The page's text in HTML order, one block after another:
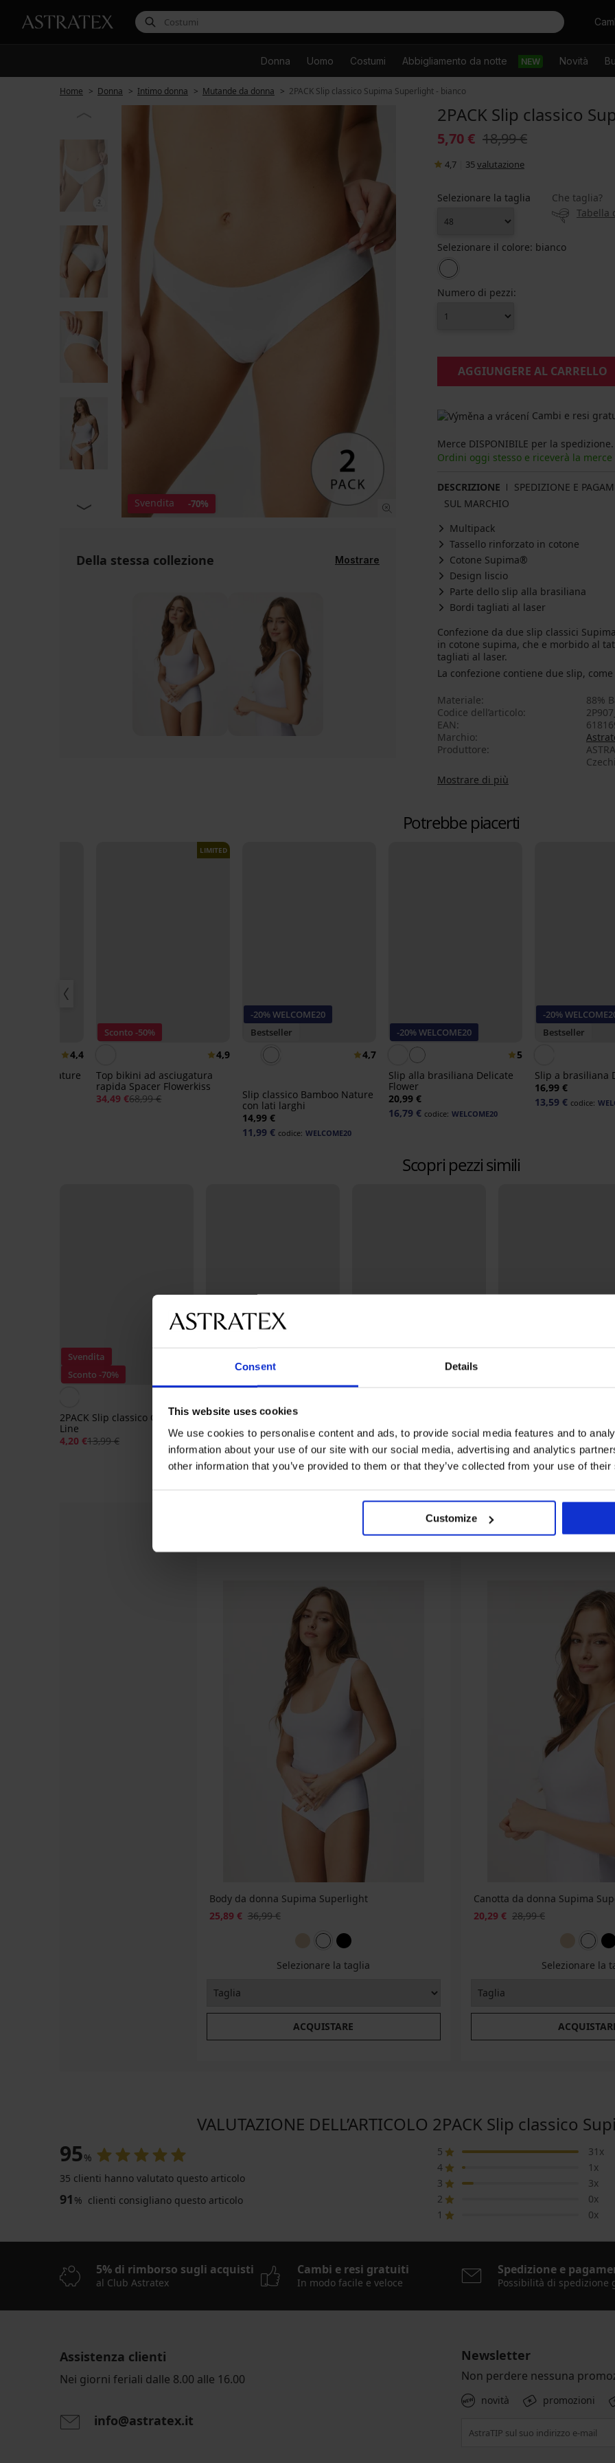
Consent Details
This website uses cookies
We use cookies to personalise content and ads, to provide social media features and to
information about your use of our site with our social media, advertising and analytics
other information that you’ve provided to them or that they’ve collected from your use of
Customize
Cercare
Donna Uomo Costumi Abbigliamento da notte NEW Novità
Home Donna Intimo donna Mutande da donna 2PACK Slip classico Supima Superlight - bianco
Svendita -70%
Della stessa collezione Mostrare
2PACK Slip classico
5,70 € 18,99 €
4,7 35valutazione
Selezionare la taglia
Che taglia?
Tabella
Selezionare il colore: bianco
Numero di pezzi:
AGGIUNGERE AL CARRELLO
Cambi e resi
Merce DISPONIBILE per la spedizione.
Ordini oggi stesso e riceverà la
DESCRIZIONE SPEDIZIONE E
SUL MARCHIO
Multipack
Tassello rinforzato in cotone
Cotone Supima®
Design liscio
Parte dello slip alla brasiliana
Bordi tagliati al laser
Confezione da due slip classici
in cotone supima, che e morbido al
tagliati al laser.
La confezione contiene due slip,
Materiale
88%
Codice dell’articolo
EAN
Marchio
Produttore
Mostrare di più
Potrebbe piacerti
4,4
Bamboo Nature
Sconto -50%
LIMITED
4,9
Top bikini ad asciugatura
rapida Spacer Flowerkiss
34,49 €68,99 €
-20% WELCOME20
Bestseller
4,7
Slip classico Bamboo Nature
con lati larghi
14,99 €
11,99 € codice: WELCOME20
-20% WELCOME20
5
Slip alla brasiliana Delicate
Flower
20,99 €
16,79 € codice: WELCOME20
-20%
Bestseller
Slip a brasiliana
16,99 €
13,59 € codice:
Scopri pezzi simili
Svendita
Sconto -70%
2PACK Slip classico Comfort
Line
4,20 €13,99 €
3PACK Slip classico Comfort
Line
5,70 €18,99 €
Bikini senza cuciture
6,00 €19,99 €
4,20 €13,99 €
Della stessa collezione
Body da donna Supima Superlight
25,89 € 36,99 €
Selezionare la taglia
ACQUISTARE
Canotta da donna Supima
20,29 € 28,99 €
Selezionare la
VALUTAZIONE DELL’ARTICOLO 2PACK Slip classico
95%
35 clienti hanno valutato questo articolo
91 % clienti consigliano questo articolo
5
31x
4
1x
3
3x
2
0x
1
0x
5% di rimborso sugli acquisti
al Club Astratex
Cambi e resi gratuiti
In modo facile e veloce
Spedizione e
Possibilità di spedizione
Assistenza clienti
Nei giorni feriali dalle 8.00 alle 16.00
info@astratex.it
Newsletter
Non perdere nessuna
novità promozioni